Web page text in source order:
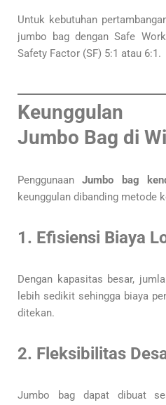
Untuk kebutuhan
jumbo bag dengan Safe
Safety Factor (SF) 5:1 atau 6:1.
Keunggulan
Jumbo Bag di
PenggunaanJumbo bag
keunggulan dibanding metode
1. Efisiensi Biaya
Dengan kapasitas besar,
lebih sedikit sehingga biaya
ditekan.
2. Fleksibilitas
Jumbo bag dapat dibuat